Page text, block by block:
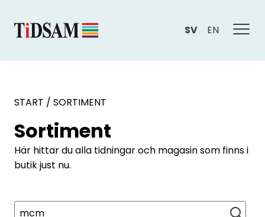
SV EN
START / SORTIMENT
Sortiment
Här hittar du alla tidningar och magasin som finns i
butik just nu.
Sök